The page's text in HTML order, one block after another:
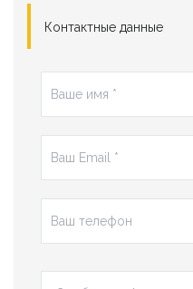
Контактные данные